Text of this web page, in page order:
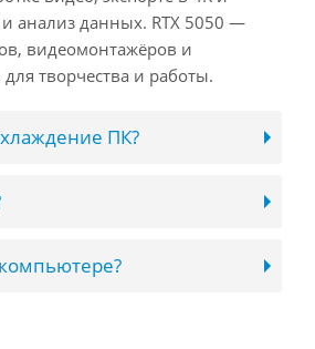
анализ данных. RTX 5050 —
видеомонтажёров и
творчества и работы.
ПК?